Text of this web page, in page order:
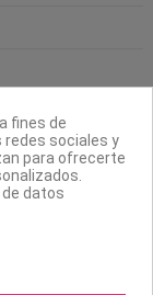
fines de
redes sociales y
para ofrecerte
datos